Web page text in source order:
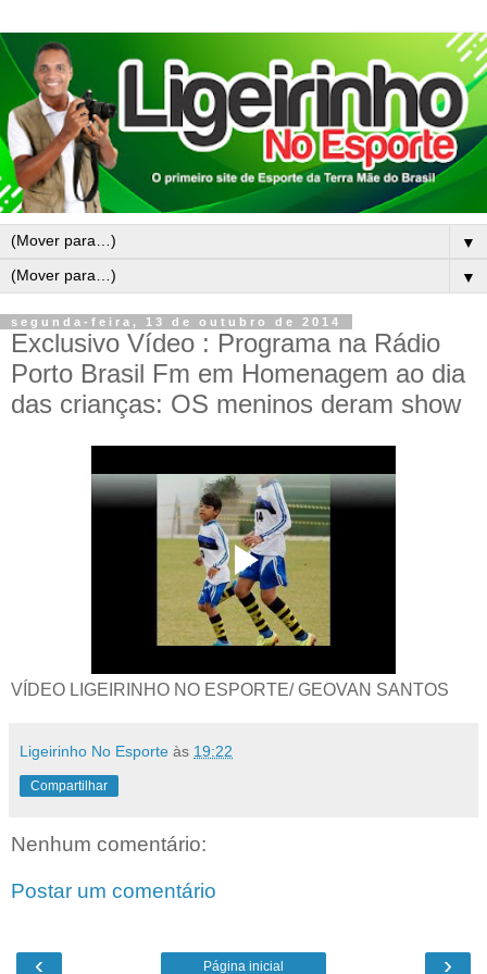
▼
▼
segunda-feira, 13 de outubro de 2014
Exclusivo Vídeo : Programa na Rádio
Porto Brasil Fm em Homenagem ao dia
das crianças: OS meninos deram show
VÍDEO LIGEIRINHO NO ESPORTE/ GEOVAN SANTOS
Ligeirinho No Esporte às 19:22
Compartilhar
Nenhum comentário:
Postar um comentário
‹ ›
Página inicial